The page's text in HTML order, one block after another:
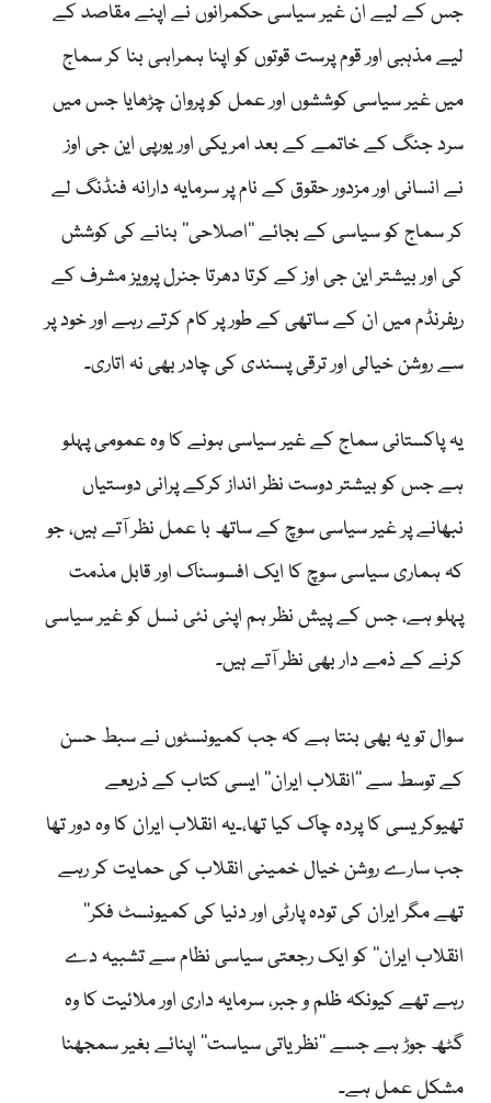
جس کے لیے ان غیر سیاسی حکمرانوں نے اپنے مقاصد کے
لیے مذہبی اور قوم پرست قوتوں کو اپنا ہمراہی بنا کر سماج
میں غیر سیاسی کوششوں اور عمل کو پروان چڑھایا جس میں
سرد جنگ کے خاتمے کے بعد امریکی اور یورپی این جی اوز
نے انسانی اور مزدور حقوق کے نام پر سرمایہ دارانہ فنڈنگ لے
کر سماج کو سیاسی کے بجائے ’’اصلاحی‘‘ بنانے کی کوشش
کی اور بیشتر این جی اوز کے کرتا دھرتا جنرل پرویز مشرف کے
ریفرنڈم میں ان کے ساتھی کے طور پر کام کرتے رہے اور خود پر
سے روشن خیالی اور ترقی پسندی کی چادر بھی نہ اتاری۔
یہ پاکستانی سماج کے غیر سیاسی ہونے کا وہ عمومی پہلو
ہے جس کو بیشتر دوست نظر انداز کرکے پرانی دوستیاں
نبھانے پر غیر سیاسی سوچ کے ساتھ با عمل نظر آتے ہیں، جو
کہ ہماری سیاسی سوچ کا ایک افسوسناک اور قابل مذمت
پہلو ہے، جس کے پیش نظر ہم اپنی نئی نسل کو غیر سیاسی
کرنے کے ذمے دار بھی نظر آتے ہیں۔
سوال تو یہ بھی بنتا ہے کہ جب کمیونسٹوں نے سبط حسن
کے توسط سے ’’انقلاب ایران‘‘ ایسی کتاب کے ذریعے
تھیوکریسی کا پردہ چاک کیا تھا،۔یہ انقلاب ایران کا وہ دور تھا
جب سارے روشن خیال خمینی انقلاب کی حمایت کر رہے
تھے مگر ایران کی تودہ پارٹی اور دنیا کی کمیونسٹ فکر’’
انقلاب ایران‘‘ کو ایک رجعتی سیاسی نظام سے تشبیہ دے
رہے تھے کیونکہ ظلم و جبر، سرمایہ داری اور ملائیت کا وہ
گٹھ جوڑ ہے جسے ’’نظریاتی سیاست‘‘ اپنائے بغیر سمجھنا
مشکل عمل ہے۔